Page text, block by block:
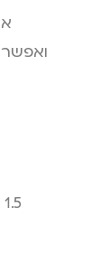
1.5 שעה וחצי בלבד